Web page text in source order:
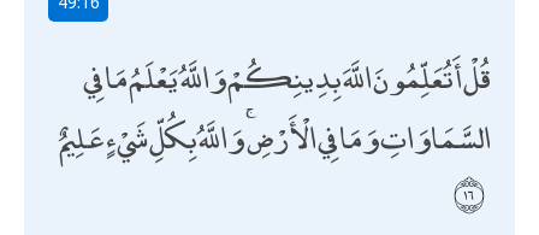
قُلْ أَتُعَلِّمُونَ اللَّهَ بِدِينِكُمْ وَاللَّهُ يَعْلَمُ مَا فِي
السَّمَاوَاتِ وَمَا فِي الْأَرْضِ ۚ وَاللَّهُ بِكُلِّ شَيْءٍ عَلِيمٌ